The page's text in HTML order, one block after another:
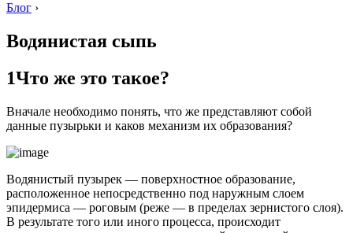
Блог ›
Водянистая сыпь
1Что же это такое?
Вначале необходимо понять, что же представляют собой
данные пузырьки и каков механизм их образования?
Водянистый пузырек — поверхностное образование,
расположенное непосредственно под наружным слоем
эпидермиса — роговым (реже — в пределах зернистого слоя).
В результате того или иного процесса, происходит